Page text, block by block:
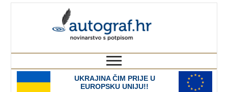
UKRAJINA ČIM PRIJE U
EUROPSKU UNIJU!!